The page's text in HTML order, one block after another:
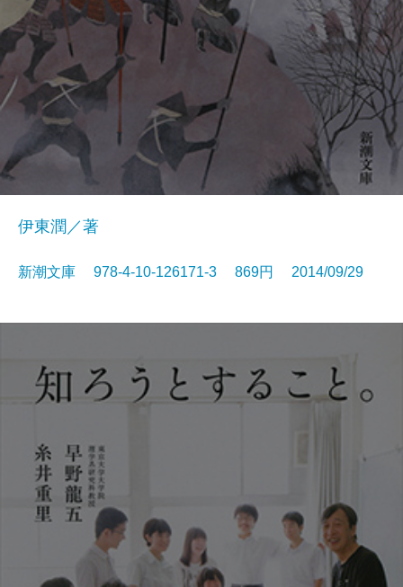
伊東潤／著
新潮文庫 978-4-10-126171-3 869円 2014/09/29